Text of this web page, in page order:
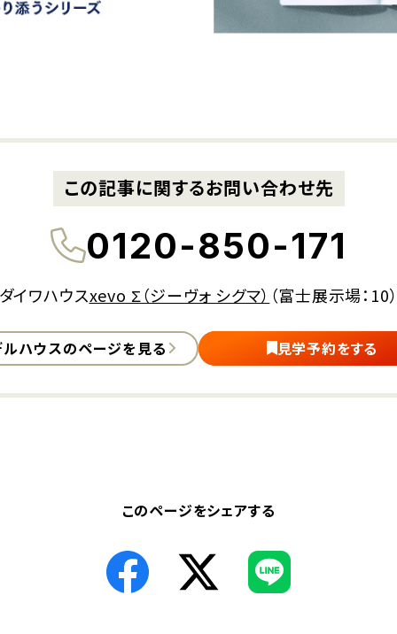
この記事に関するお問い合わせ先
0120-850-171
イワハウスxevo Σ（ジーヴォ シグマ） （富士展示場：10
ハウスのページを見る 見学予約をする
このページをシェアする